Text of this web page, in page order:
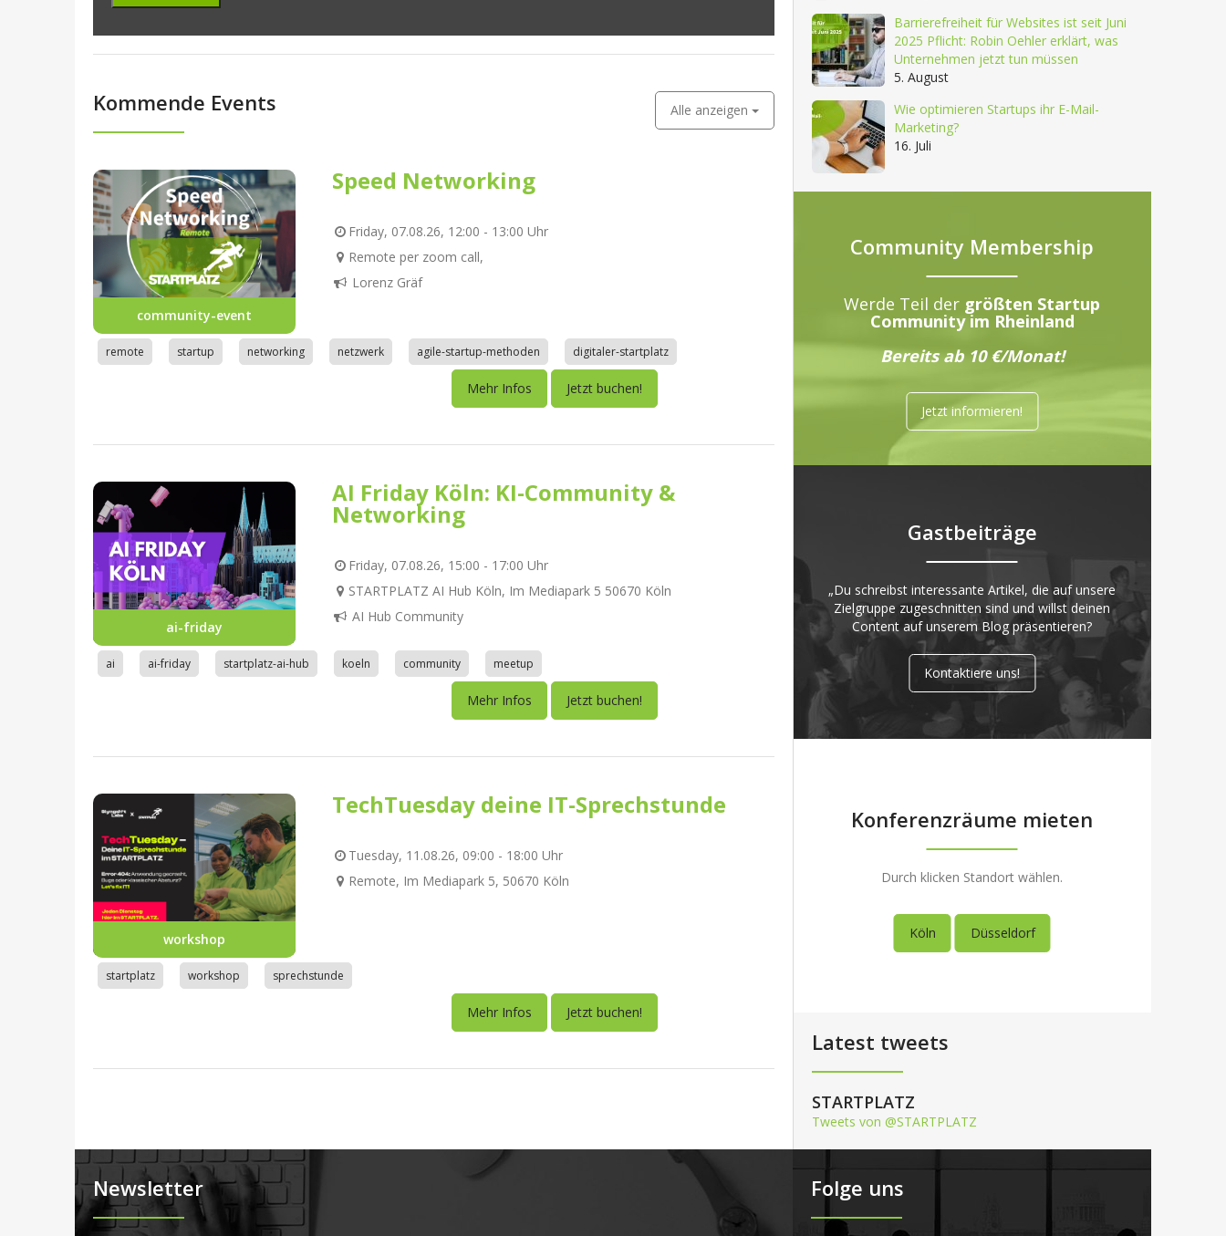
Kommende Events Alle anzeigen
community-event
Speed Networking
Friday, 07.08.26, 12:00 - 13:00 Uhr
Remote per zoom call,
Lorenz Gräf
remote startup networking netzwerk agile-startup-methoden digitaler-startplatz
Mehr Infos Jetzt buchen!
ai-friday
AI Friday Köln: KI-Community &
Networking
Friday, 07.08.26, 15:00 - 17:00 Uhr
STARTPLATZ AI Hub Köln, Im Mediapark 5 50670 Köln
AI Hub Community
ai ai-friday startplatz-ai-hub koeln community meetup
Mehr Infos Jetzt buchen!
workshop
TechTuesday deine IT-Sprechstunde
Tuesday, 11.08.26, 09:00 - 18:00 Uhr
Remote, Im Mediapark 5, 50670 Köln
startplatz workshop sprechstunde
Mehr Infos Jetzt buchen!
Barrierefreiheit für Websites ist seit Juni
2025 Pflicht: Robin Oehler erklärt, was
Unternehmen jetzt tun müssen
5. August
Wie optimieren Startups ihr E-Mail-
Marketing?
16. Juli
Community Membership
Werde Teil der größten Startup
Community im Rheinland
Bereits ab 10 €/Monat!
Jetzt informieren!
Gastbeiträge
„Du schreibst interessante Artikel, die auf unsere
Zielgruppe zugeschnitten sind und willst deinen
Content auf unserem Blog präsentieren?
Kontaktiere uns!
Konferenzräume mieten
Durch klicken Standort wählen.
Köln Düsseldorf
Latest tweets
STARTPLATZ
Tweets von @STARTPLATZ
Newsletter Folge uns